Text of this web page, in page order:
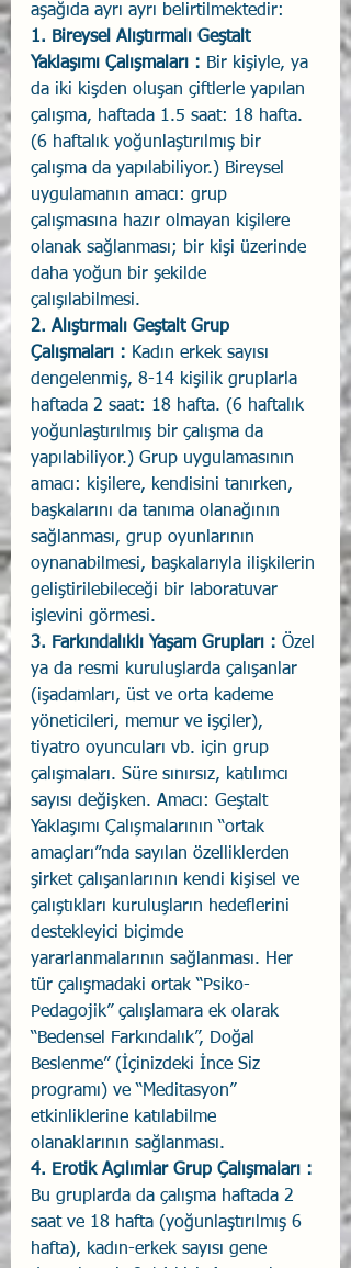
aşağıda ayrı ayrı belirtilmektedir:
1. Bireysel Alıştırmalı Geştalt
Yaklaşımı Çalışmaları : Bir kişiyle, ya
da iki kişden oluşan çiftlerle yapılan
çalışma, haftada 1.5 saat: 18 hafta.
(6 haftalık yoğunlaştırılmış bir
çalışma da yapılabiliyor.) Bireysel
uygulamanın amacı: grup
çalışmasına hazır olmayan kişilere
olanak sağlanması; bir kişi üzerinde
daha yoğun bir şekilde
çalışılabilmesi.
2. Alıştırmalı Geştalt Grup
Çalışmaları : Kadın erkek sayısı
dengelenmiş, 8-14 kişilik gruplarla
haftada 2 saat: 18 hafta. (6 haftalık
yoğunlaştırılmış bir çalışma da
yapılabiliyor.) Grup uygulamasının
amacı: kişilere, kendisini tanırken,
başkalarını da tanıma olanağının
sağlanması, grup oyunlarının
oynanabilmesi, başkalarıyla ilişkilerin
geliştirilebileceği bir laboratuvar
işlevini görmesi.
3. Farkındalıklı Yaşam Grupları : Özel
ya da resmi kuruluşlarda çalışanlar
(işadamları, üst ve orta kademe
yöneticileri, memur ve işçiler),
tiyatro oyuncuları vb. için grup
çalışmaları. Süre sınırsız, katılımcı
sayısı değişken. Amacı: Geştalt
Yaklaşımı Çalışmalarının “ortak
amaçları”nda sayılan özelliklerden
şirket çalışanlarının kendi kişisel ve
çalıştıkları kuruluşların hedeflerini
destekleyici biçimde
yararlanmalarının sağlanması. Her
tür çalışmadaki ortak “Psiko-
Pedagojik” çalışlamara ek olarak
“Bedensel Farkındalık”, Doğal
Beslenme” (İçinizdeki İnce Siz
programı) ve “Meditasyon”
etkinliklerine katılabilme
olanaklarının sağlanması.
4. Erotik Açılımlar Grup Çalışmaları :
Bu gruplarda da çalışma haftada 2
saat ve 18 hafta (yoğunlaştırılmış 6
hafta), kadın-erkek sayısı gene